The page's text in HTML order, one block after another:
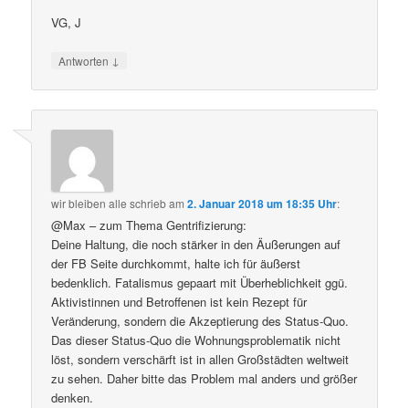
VG, J
Antworten ↓
wir bleiben alle schriebam2. Januar 2018 um 18:35 Uhr:
@Max – zum Thema Gentrifizierung:
Deine Haltung, die noch stärker in den Äußerungen auf
der FB Seite durchkommt, halte ich für äußerst
bedenklich. Fatalismus gepaart mit Überheblichkeit ggü.
Aktivistinnen und Betroffenen ist kein Rezept für
Veränderung, sondern die Akzeptierung des Status-Quo.
Das dieser Status-Quo die Wohnungsproblematik nicht
löst, sondern verschärft ist in allen Großstädten weltweit
zu sehen. Daher bitte das Problem mal anders und größer
denken.